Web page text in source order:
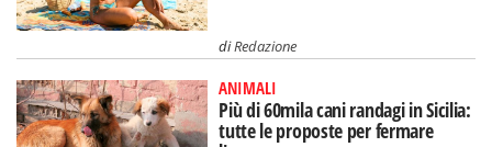
diRedazione
ANIMALI
Più di 60mila cani randagi in Sicilia:
tutte le proposte per fermare